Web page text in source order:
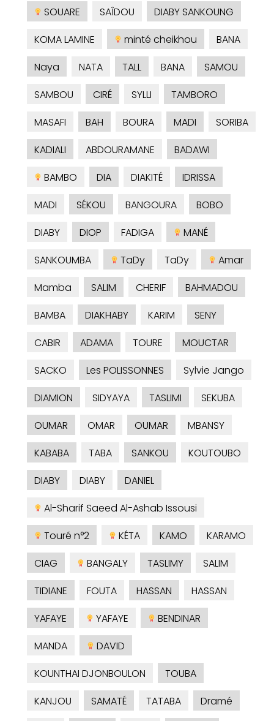
SOUARE
SAÎDOU
DIABY SANKOUNG
KOMA LAMINE
minté cheikhou
BANA
Naya
NATA TALL BANA
SAMOU
SAMBOU
CIRÉ SYLLI
TAMBORO
MASAFI
BAH BOURA MADI
SORIBA
KADIALI
ABDOURAMANE
BADAWI
BAMBO
DIA DIAKITÉ
IDRISSA
MADI
SÉKOU BANGOURA
BOBO
DIABY
DIOP FADIGA
MANÉ
SANKOUMBA
TaDy TaDy
Amar
Mamba
SALIM CHERIF
BAHMADOU
BAMBA
DIAKHABY KARIM
SENY
CABIR
ADAMA TOURE
MOUCTAR
SACKO
Les POLISSONNES
Sylvie Jango
DIAMION
SIDYAYA TASLIMI
SEKUBA
OUMAR
OMAR OUMAR
MBANSY
KABABA
TABA SANKOU
KOUTOUBO
DIABY
DIABY
DANIEL
Al-Sharif Saeed Al-Ashab Issousi
Touré n°2
KÉTA KAMO
KARAMO
CIAG
BANGALY TASLIMY
SALIM
TIDIANE
FOUTA HASSAN
HASSAN
YAFAYE
YAFAYE
BENDINAR
MANDA
DAVID
KOUNTHAI DJONBOULON
TOUBA
KANJOU
SAMATÉ TATABA
Dramé